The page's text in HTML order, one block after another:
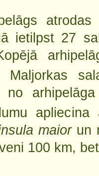
ietilpst 27
Maljorkas
apliecina
maior un
100 km,